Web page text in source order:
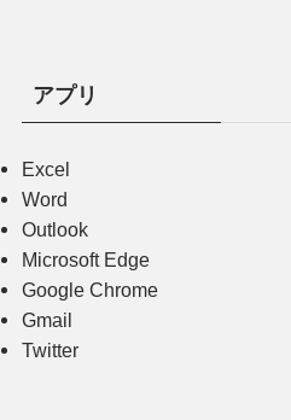
アプリ
Excel
Word
Outlook
Microsoft Edge
Google Chrome
Gmail
Twitter